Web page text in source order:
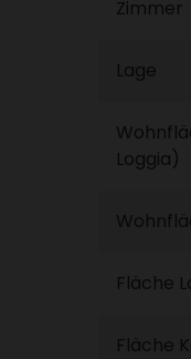
Zimmer
Lage
Loggia)
Fläche
Fläche